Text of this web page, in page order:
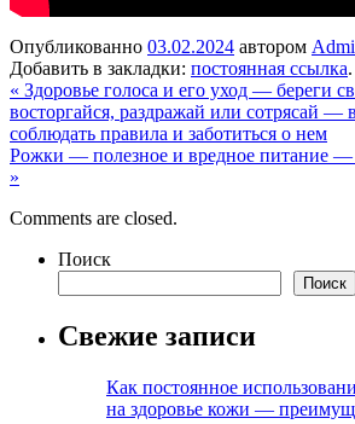
Опубликованно 03.02.2024 автором
Добавить в закладки: постоянная ссылка.
« Здоровье голоса и его уход — береги
восторгайся, раздражай или сотрясай —
соблюдать правила и заботиться о нем
Рожки — полезное и вредное питание —
»
Comments are closed.
Поиск
Поиск
Свежие записи
Как постоянное
на здоровье кожи —